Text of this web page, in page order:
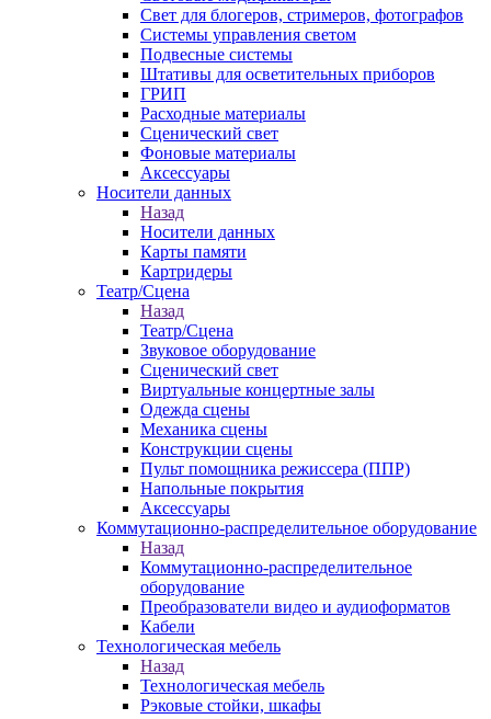
Свет для блогеров, стримеров, фотографов
Системы управления светом
Подвесные системы
Штативы для осветительных приборов
ГРИП
Расходные материалы
Сценический свет
Фоновые материалы
Аксессуары
Носители данных
Назад
Носители данных
Карты памяти
Картридеры
Театр/Сцена
Назад
Театр/Сцена
Звуковое оборудование
Сценический свет
Виртуальные концертные залы
Одежда сцены
Механика сцены
Конструкции сцены
Пульт помощника режиссера (ППР)
Напольные покрытия
Аксессуары
Коммутационно-распределительное оборудование
Назад
Коммутационно-распределительное
оборудование
Преобразователи видео и аудиоформатов
Кабели
Технологическая мебель
Назад
Технологическая мебель
Рэковые стойки, шкафы